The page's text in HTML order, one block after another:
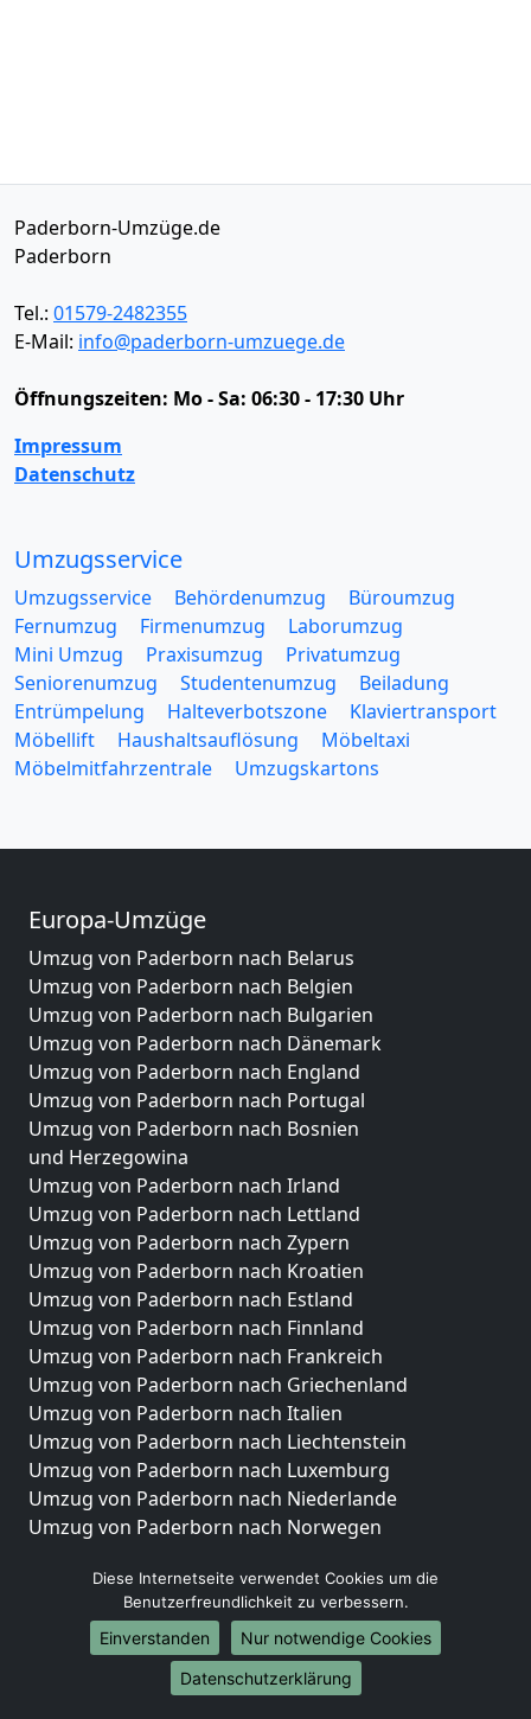
Paderborn-Umzüge.de
Paderborn
Tel.: 01579-2482355
E-Mail: info@paderborn-umzuege.de
Öffnungszeiten: Mo - Sa: 06:30 - 17:30 Uhr
Impressum
Datenschutz
Umzugsservice
Umzugsservice Behördenumzug
Büroumzug
Fernumzug
Firmenumzug
Laborumzug
Mini Umzug
Praxisumzug
Privatumzug
Seniorenumzug
Studentenumzug
Beiladung
Entrümpelung
Halteverbotszone
Klaviertransport
Möbellift
Haushaltsauflösung
Möbeltaxi
Möbelmitfahrzentrale
Umzugskartons
Europa-Umzüge
Umzug von Paderborn nach Belarus
Umzug von Paderborn nach Belgien
Umzug von Paderborn nach Bulgarien
Umzug von Paderborn nach Dänemark
Umzug von Paderborn nach England
Umzug von Paderborn nach Portugal
Umzug von Paderborn nach Bosnien
und Herzegowina
Umzug von Paderborn nach Irland
Umzug von Paderborn nach Lettland
Umzug von Paderborn nach Zypern
Umzug von Paderborn nach Kroatien
Umzug von Paderborn nach Estland
Umzug von Paderborn nach Finnland
Umzug von Paderborn nach Frankreich
Umzug von Paderborn nach Griechenland
Umzug von Paderborn nach Italien
Umzug von Paderborn nach Liechtenstein
Umzug von Paderborn nach Luxemburg
Umzug von Paderborn nach Niederlande
Umzug von Paderborn nach Norwegen
Umzüge-Deutschlandweit
Umzug von Paderborn nach Berlin
Umzug von Paderborn nach Hamburg
Umzug von Paderborn nach München
Umzug von Paderborn nach Köln
Diese Internetseite verwendet Cookies um die
Benutzerfreundlichkeit zu verbessern.
Einverstanden
Nur notwendige Cookies
Datenschutzerklärung